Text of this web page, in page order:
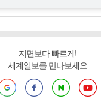
지면보다 빠르게!
세계일보를 만나보세요